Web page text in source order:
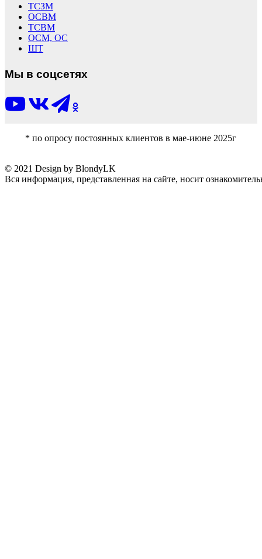
ТСЗМ
ОСВМ
ТСВМ
ОСМ, ОС
ШТ
Мы в соцсетях
* по опросу постоянных клиентов в мае-июне 2025г
© 2021 Design by BlondyLK
Вся информация, представленная на сайте, носит